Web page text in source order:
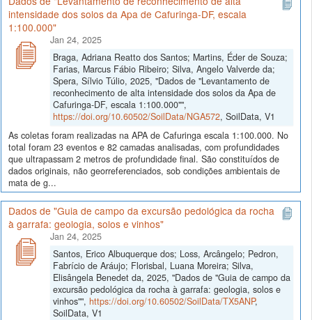
intensidade dos solos da Apa de Cafuringa-DF, escala
1:100.000"
Jan 24, 2025
Braga, Adriana Reatto dos Santos; Martins, Éder de Souza;
Farias, Marcus Fábio Ribeiro; Silva, Angelo Valverde da;
Spera, Sílvio Túlio, 2025, "Dados de "Levantamento de
reconhecimento de alta intensidade dos solos da Apa de
Cafuringa-DF, escala 1:100.000"",
https://doi.org/10.60502/SoilData/NGA572, SoilData, V1
As coletas foram realizadas na APA de Cafuringa escala 1:100.000. No
total foram 23 eventos e 82 camadas analisadas, com profundidades
que ultrapassam 2 metros de profundidade final. São constituídos de
dados originais, não georreferenciados, sob condições ambientais de
mata de g...
Dados de "Guia de campo da excursão pedológica da rocha
à garrafa: geologia, solos e vinhos"
Jan 24, 2025
Santos, Erico Albuquerque dos; Loss, Arcângelo; Pedron,
Fabrício de Aráujo; Florisbal, Luana Moreira; Silva,
Elisângela Benedet da, 2025, "Dados de "Guia de campo da
excursão pedológica da rocha à garrafa: geologia, solos e
vinhos"", https://doi.org/10.60502/SoilData/TX5ANP,
SoilData, V1